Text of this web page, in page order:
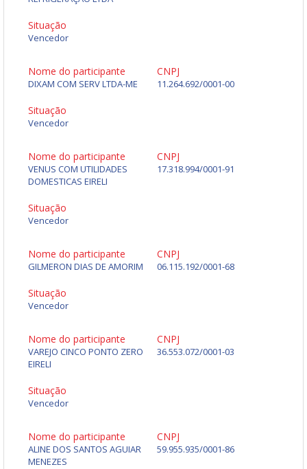
Situação
Vencedor
Nome do participante
DIXAM COM SERV LTDA-ME
CNPJ
11.264.692/0001-00
Situação
Vencedor
Nome do participante
VENUS COM UTILIDADES
DOMESTICAS EIRELI
CNPJ
17.318.994/0001-91
Situação
Vencedor
Nome do participante
GILMERON DIAS DE AMORIM
CNPJ
06.115.192/0001-68
Situação
Vencedor
Nome do participante
VAREJO CINCO PONTO ZERO
EIRELI
CNPJ
36.553.072/0001-03
Situação
Vencedor
Nome do participante
ALINE DOS SANTOS AGUIAR
MENEZES
CNPJ
59.955.935/0001-86